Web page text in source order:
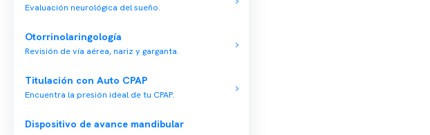
Centro médico especializado en medicina
del sueño y un equipo multidisciplinario para
Evaluación neurológica del sueño.
Otorrinolaringología
Revisión de vía aérea, nariz y garganta.
Titulación con Auto CPAP
Encuentra la presión ideal de tu CPAP.
Dispositivo de avance mandibular